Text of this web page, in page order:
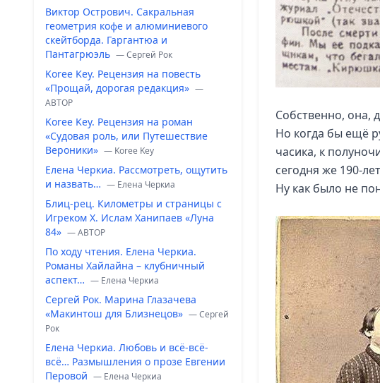
Виктор Острович. Сакральная
геометрия кофе и алюминиевого
скейтборда. Гаргантюа и
Пантагрюэль — Сергей Рок
Koree Key. Рецензия на повесть
«Прощай, дорогая редакция» —
ABTOP
Koree Key. Рецензия на роман
«Судовая роль, или Путешествие
Вероники» — Koree Key
Елена Черкиа. Рассмотреть, ощутить
и назвать… — Елена Черкиа
Блиц-рец. Километры и страницы с
Игреком Х. Ислам Ханипаев «Луна
84» — ABTOP
По ходу чтения. Елена Черкиа.
Романы Хайлайна – клубничный
аспект… — Елена Черкиа
Сергей Рок. Марина Глазачева
«Макинтош для Близнецов» — Сергей
Рок
Елена Черкиа. Любовь и всё-всё-
всё… Размышления о прозе Евгении
Перовой — Елена Черкиа
Cобственно, она,
Но когда бы ещё
часика, к
сегодня же 190-
Ну как было не